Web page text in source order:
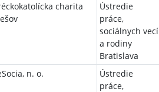
charita
Ústredie
práce,
sociálnych vecí
a rodiny
Bratislava
n. o.
Ústredie
práce,